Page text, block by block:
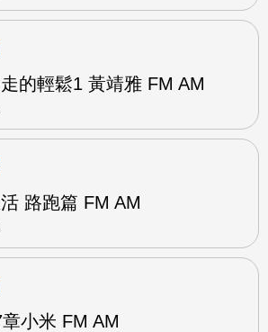
的輕鬆1 黃靖雅 FM AM
路跑篇 FM AM
小米 FM AM